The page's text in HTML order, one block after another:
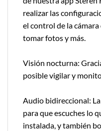
realizar las
el control de la
tomar fotos y más.
Visión nocturna:
posible vigilar y
Audio bidireccional:
para que escuches lo
instalada, y también